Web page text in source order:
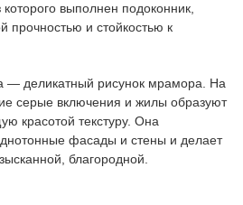
выполнен подоконник,
прочностью и стойкостью к
— деликатный рисунок мрамора. На
серые включения и жилы образуют
красотой текстуру. Она
фасады и стены и делает
благородной.